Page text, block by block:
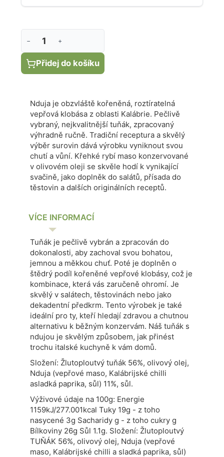
− +
Přidej do košíku
Nduja je obzvláště kořeněná, roztíratelná
vepřová klobása z oblasti Kalábrie. Pečlivě
vybraný, nejkvalitnější tuňák, zpracovaný
výhradně ručně. Tradiční receptura a skvělý
výběr surovin dává výrobku vyniknout svou
chutí a vůní. Křehké rybí maso konzervované
v olivovém oleji se skvěle hodí k vynikající
svačině, jako doplněk do salátů, přísada do
těstovin a dalších originálních receptů.
VÍCE INFORMACÍ
Tuňák je pečlivě vybrán a zpracován do
dokonalosti, aby zachoval svou bohatou,
jemnou a měkkou chuť. Poté je doplněn o
štědrý podíl kořeněné vepřové klobásy, což je
kombinace, která vás zaručeně ohromí. Je
skvělý v salátech, těstovinách nebo jako
dekadentní předkrm. Tento výrobek je také
ideální pro ty, kteří hledají zdravou a chutnou
alternativu k běžným konzervám. Náš tuňák s
ndujou je skvělým způsobem, jak přinést
trochu italské kuchyně k vám domů.
Složení: Žlutoploutvý tuňák 56%, olivový olej,
Nduja (vepřové maso, Kalábrijské chilli
asladká paprika, sůl) 11%, sůl.
Výživové údaje na 100g: Energie
1159kJ/277.001kcal Tuky 19g - z toho
nasycené 3g Sacharidy g - z toho cukry g
Bílkoviny 26g Sůl 1.1g. Složení: Žlutoploutvý
TUŇÁK 56%, olivový olej, Nduja (vepřové
maso, Kalábrijské chilli a sladká paprika, sůl)